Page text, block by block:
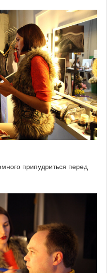
припудриться перед